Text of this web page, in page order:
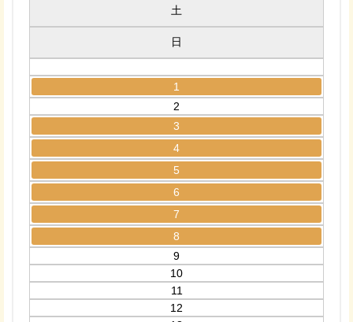
土
日
1
2
3
4
5
6
7
8
9
10
11
12